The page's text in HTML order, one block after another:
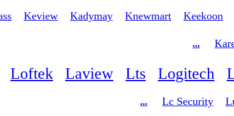
Keekoon
Knewmart
Kadymay
Keview
...
Logitech
Lts
Laview
Loftek
Lc Security
...